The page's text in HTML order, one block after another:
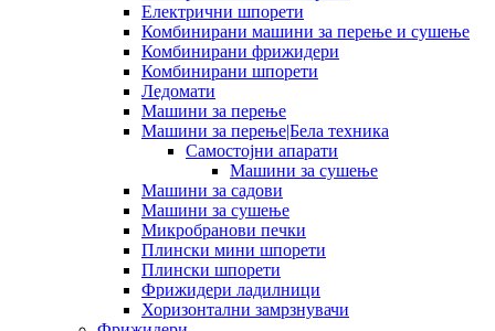
Електрични шпорети
Комбинирани машини за перење и сушење
Комбинирани фрижидери
Комбинирани шпорети
Ледомати
Машини за перење
Машини за перење|Бела техника
Самостојни апарати
Машини за сушење
Машини за садови
Машини за сушење
Микробранови печки
Плински мини шпорети
Плински шпорети
Фрижидери ладилници
Хоризонтални замрзнувачи